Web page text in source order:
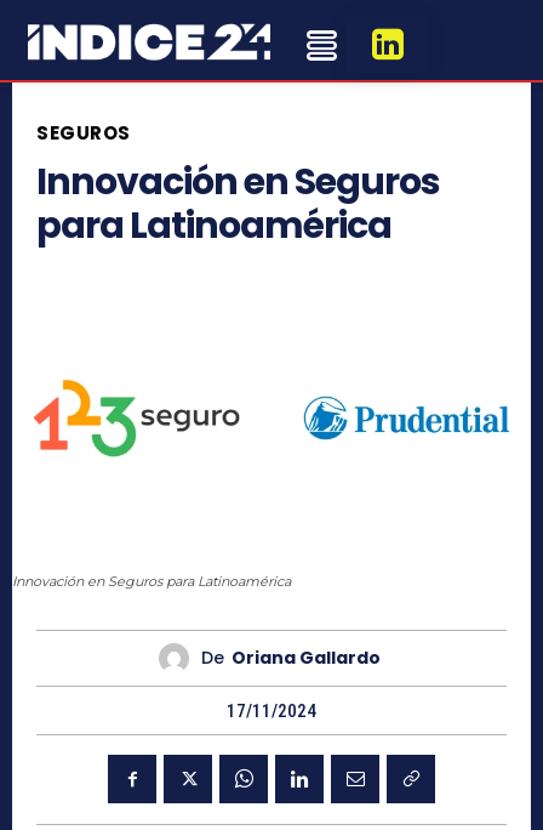
SEGUROS
Innovación en Seguros
para Latinoamérica
Innovación en Seguros para Latinoamérica
De Oriana Gallardo
17/11/2024